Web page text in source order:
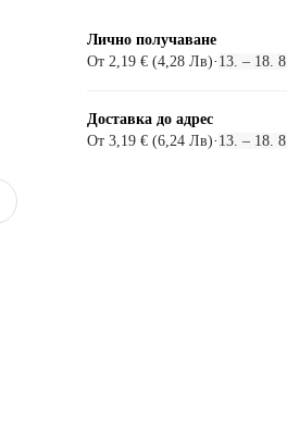
Лично получаване
От 2,19 € (4,28 Лв)· 13. – 18. 8.
Доставка до адрес
От 3,19 € (6,24 Лв)· 13. – 18. 8.